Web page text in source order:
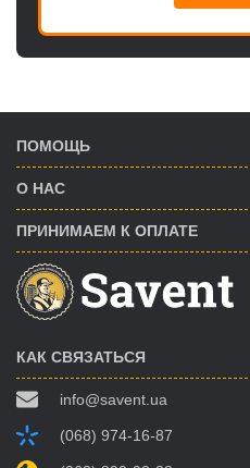
ПОМОЩЬ
О НАС
ПРИНИМАЕМ К ОПЛАТЕ
КАК СВЯЗАТЬСЯ
info@savent.ua
(068) 974-16-87